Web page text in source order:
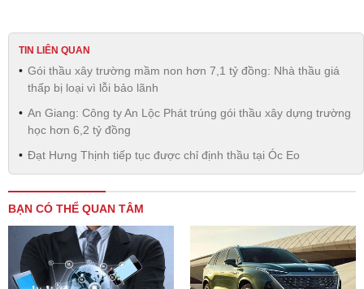
TIN LIÊN QUAN
Gói thầu xây trường mầm non hơn 7,1 tỷ đồng: Nhà thầu giá
thấp bị loại vì lỗi bảo lãnh
An Giang: Công ty An Lộc Phát trúng gói thầu xây dựng trường
học hơn 6,2 tỷ đồng
Đạt Hưng Thịnh tiếp tục được chỉ định thầu tại Óc Eo
BẠN CÓ THỂ QUAN TÂM